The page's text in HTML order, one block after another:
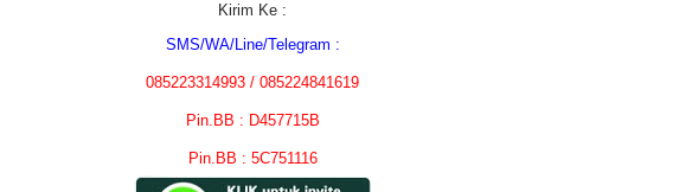
Kirim Ke :
SMS/WA/Line/Telegram :
085223314993 / 085224841619
Pin.BB : D457715B
Pin.BB : 5C751116